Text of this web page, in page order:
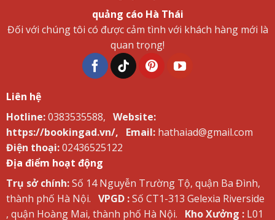
quảng cáo Hà Thái
Đối với chúng tôi có được cảm tình với khách hàng mới là
quan trọng!
Liên hệ
Hotline:0383535588, Website:
https://bookingad.vn/,
Email: hathaiad@gmail.com
Điện thoại:02436525122
Địa điểm hoạt động
Trụ sở chính:Số 14 Nguyễn Trường Tộ, quận Ba Đình,
thành phố Hà Nội. VPGD :Số CT1-313 Gelexia Riverside
, quận Hoàng Mai, thành phố Hà Nội.
Kho Xưởng :L01